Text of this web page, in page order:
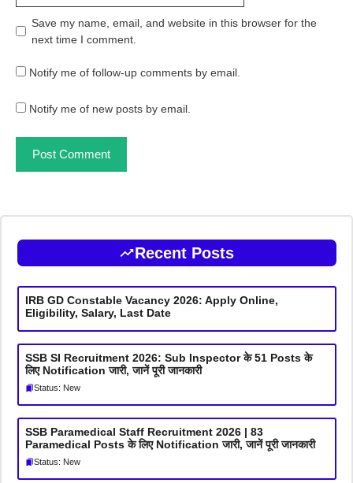
Save my name, email, and website in this browser for the
next time I comment.
Notify me of follow-up comments by email.
Notify me of new posts by email.
Recent Posts
IRB GD Constable Vacancy 2026: Apply Online,
Eligibility, Salary, Last Date
SSB SI Recruitment 2026: Sub Inspector के 51 Posts के
लिए Notification जारी, जानें पूरी जानकारी
Status: New
SSB Paramedical Staff Recruitment 2026 | 83
Paramedical Posts के लिए Notification जारी, जानें पूरी जानकारी
Status: New